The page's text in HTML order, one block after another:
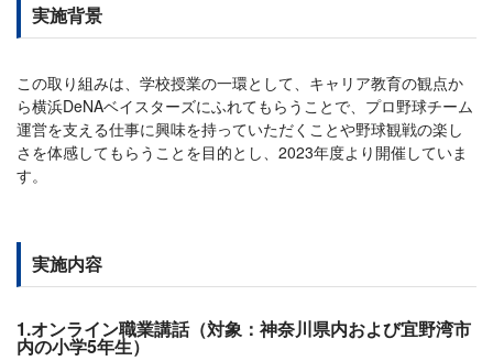
実施背景
この取り組みは、学校授業の一環として、キャリア教育の観点か
ら横浜DeNAベイスターズにふれてもらうことで、プロ野球チーム
運営を支える仕事に興味を持っていただくことや野球観戦の楽し
さを体感してもらうことを目的とし、2023年度より開催していま
す。
実施内容
1.オンライン職業講話（対象：神奈川県内および宜野湾市
内の小学5年生）